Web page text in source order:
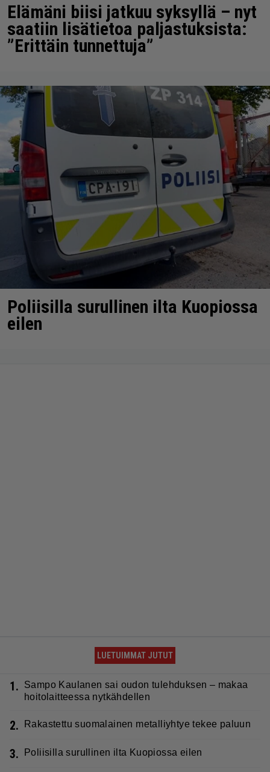
Elämäni biisi jatkuu syksyllä – nyt
saatiin lisätietoa paljastuksista:
”Erittäin tunnettuja”
Poliisilla surullinen ilta Kuopiossa
eilen
LUETUIMMAT JUTUT
1.
Sampo Kaulanen sai oudon tulehduksen – makaa
hoitolaitteessa nytkähdellen
2. Rakastettu suomalainen metalliyhtye tekee paluun
3. Poliisilla surullinen ilta Kuopiossa eilen